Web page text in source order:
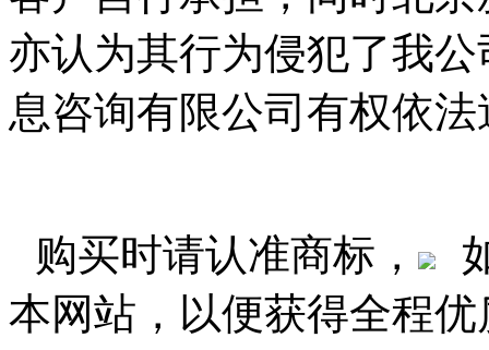
亦认为其行为侵犯了我
息咨询有限公司有权依
购买时请认准商标，
本网站，以便获得全程